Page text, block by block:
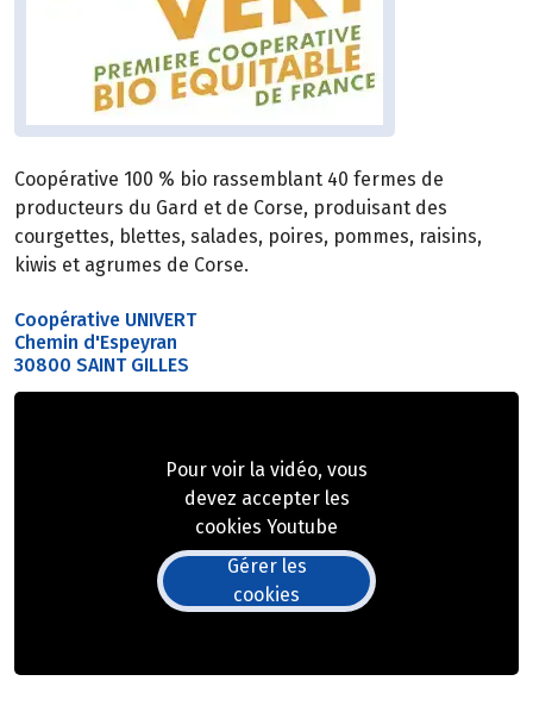
Coopérative 100 % bio rassemblant 40 fermes de
producteurs du Gard et de Corse, produisant des
courgettes, blettes, salades, poires, pommes, raisins,
kiwis et agrumes de Corse.
Coopérative UNIVERT
Chemin d'Espeyran
30800 SAINT GILLES
Pour voir la vidéo, vous
devez accepter les
cookies Youtube
Gérer les
cookies